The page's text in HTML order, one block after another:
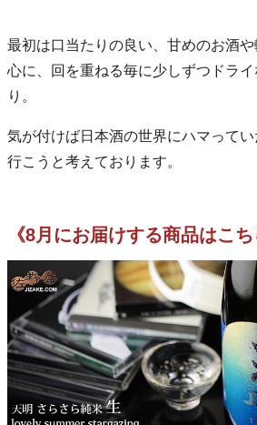
最初は口当たりの良い、甘めのお酒
心に、回を重ねる毎に少しずつドラ
り。
気が付けば日本酒の世界にハマって
行こうと考えております。
《8月にお届けする商品はこち